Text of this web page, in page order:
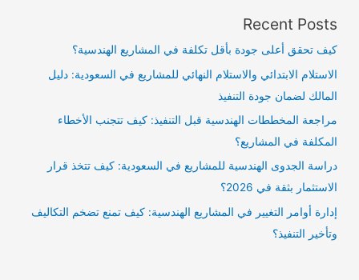
Recent Posts
كيف تحقق أعلى جودة بأقل تكلفة في المشاريع الهندسية؟
الاستلام الابتدائي والاستلام النهائي للمشاريع في السعودية: دليل
المالك لضمان جودة التنفيذ
مراجعة المخططات الهندسية قبل التنفيذ: كيف تتجنب الأخطاء
المكلفة في المشاريع؟
دراسة الجدوى الهندسية للمشاريع في السعودية: كيف تتخذ قرار
الاستثمار بثقة في 2026؟
إدارة أوامر التغيير في المشاريع الهندسية: كيف تمنع تضخم التكاليف
وتأخير التنفيذ؟